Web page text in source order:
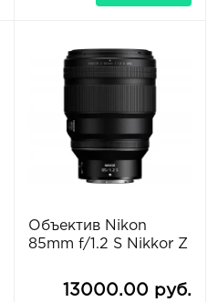
Объектив Nikon
85mm f/1.2 S Nikkor Z
13000.00 руб.